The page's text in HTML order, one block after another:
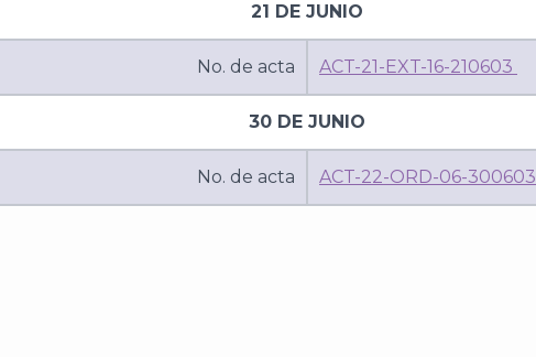
21 DE JUNIO
No. de acta ACT-21-EXT-16-210603
30 DE JUNIO
No. de acta ACT-22-ORD-06-300603